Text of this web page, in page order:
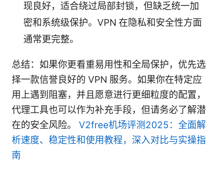
现良好，适合绕过局部封锁，但缺乏统一加
密和系统级保护。VPN 在隐私和安全性方面
通常更完整。
总结：如果你更看重易用性和全局保护，优先选
择一款信誉良好的 VPN 服务。如果你在特定应
用上遇到阻塞，并且愿意进行更细粒度的配置，
代理工具也可以作为补充手段，但请务必了解潜
在的安全风险。 V2free机场评测2025：全面解
析速度、稳定性和使用教程，深入对比与实操指
南